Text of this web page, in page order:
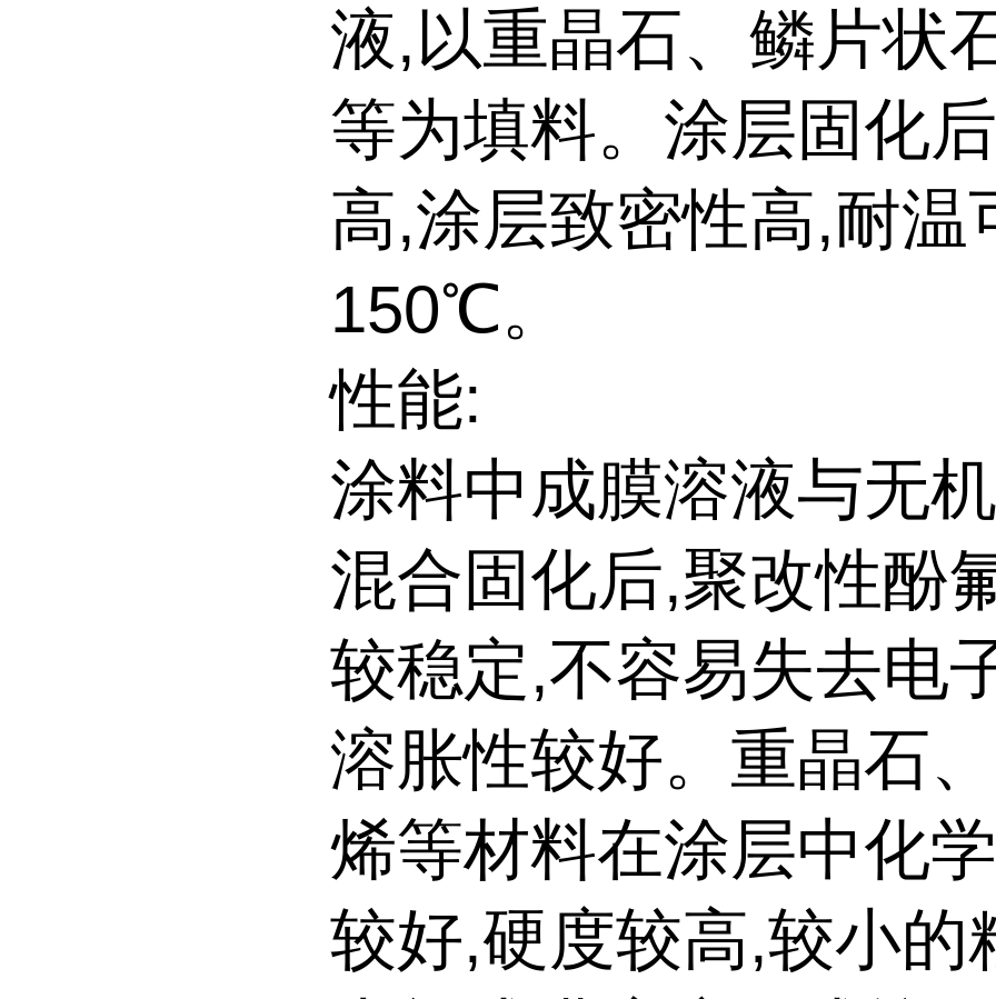
液,以重晶石、鳞片状
等为填料。涂层固化
高,涂层致密性高,耐温
150℃。
性能:
涂料中成膜溶液与无
混合固化后,聚改性酚
较稳定,不容易失去电
溶胀性较好。重晶石
烯等材料在涂层中化
较好,硬度较高,较小的